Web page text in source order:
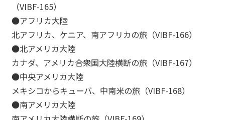
（VIBF-165）
●アフリカ大陸
北アフリカ、ケニア、南アフリカの旅（VIBF-166）
●北アメリカ大陸
カナダ、アメリカ合衆国大陸横断の旅（VIBF-167）
●中央アメリカ大陸
メキシコからキューバ、中南米の旅（VIBF-168）
●南アメリカ大陸